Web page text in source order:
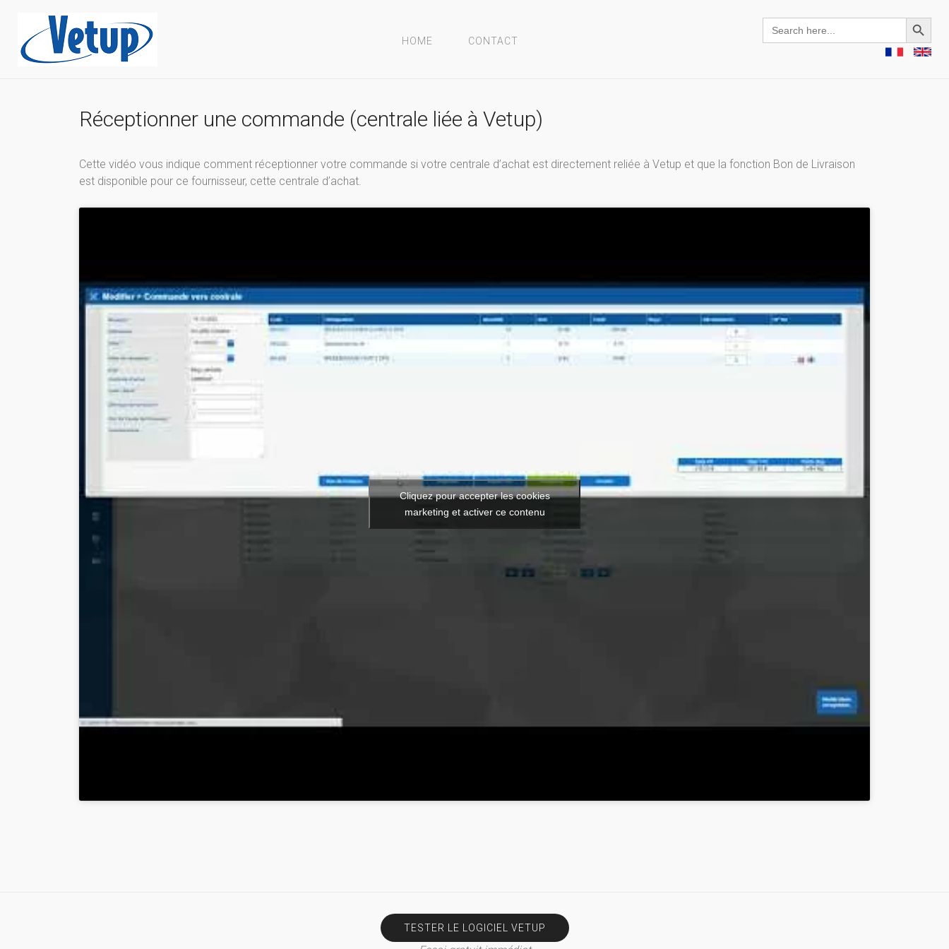
HOME CONTACT
Search
for:
Search Button
Réceptionner une commande (centrale liée à Vetup)
Cette vidéo vous indique comment réceptionner votre commande si votre centrale d’achat est directement reliée à Vetup et que la fonction Bon de Livraison
est disponible pour ce fournisseur, cette centrale d’achat.
Cliquez pour accepter les cookies
marketing et activer ce contenu
TESTER LE LOGICIEL VETUP